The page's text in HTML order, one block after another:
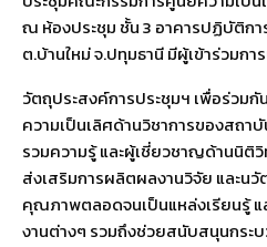
ณ ห้องประชุม ชั้น 3 อาคารปฏิบัติก
ต.บ้านใหม่ จ.ปทุมธานี มีผู้เข้าร่วมกา
วัตถุประสงค์การประชุมฯ เพื่อร่วม
ความเป็นเลิศด้านวิชาการของสถ
รวมความรู้ และผู้เชี่ยวชาญด้านนิติ
ส่งเสริมการผลิตผลงานวิจัย และน
คุณภาพตลอดจนเป็นแหล่งเรียนรู้ แ
งานต่างๆ รวมถึงช่วยสนับสนุนกระ